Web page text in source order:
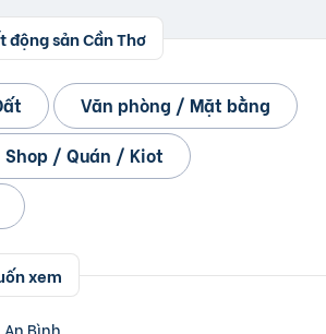
động sản Cần Thơ
Văn phòng / Mặt bằng
Shop / Quán / Kiot
xem